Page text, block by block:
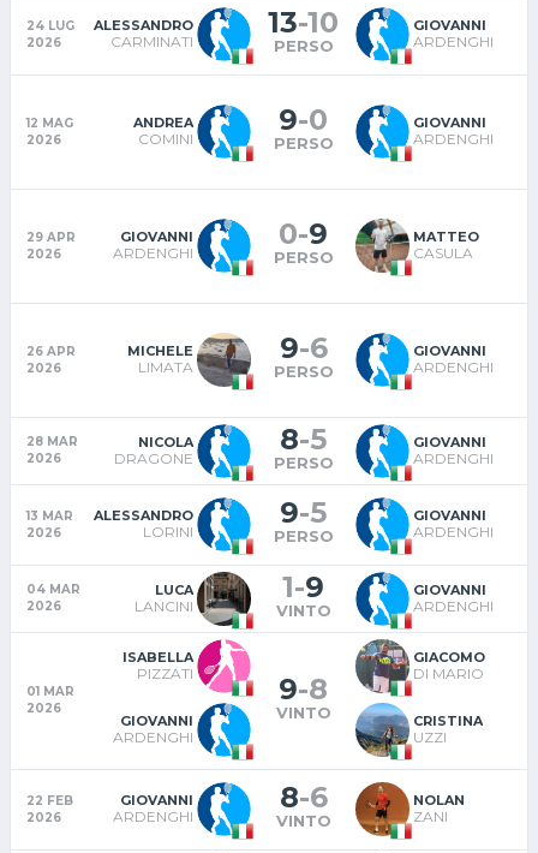
24 LUG
2026
ALESSANDRO
CARMINATI
13-10
PERSO
GIOVANNI
ARDENGHI
12 MAG
2026
ANDREA
COMINI
9-0
PERSO
GIOVANNI
ARDENGHI
29 APR
2026
GIOVANNI
ARDENGHI
0-9
PERSO
MATTEO
CASULA
26 APR
2026
MICHELE
LIMATA
9-6
PERSO
GIOVANNI
ARDENGHI
28 MAR
2026
NICOLA
DRAGONE
8-5
PERSO
GIOVANNI
ARDENGHI
13 MAR
2026
ALESSANDRO
LORINI
9-5
PERSO
GIOVANNI
ARDENGHI
04 MAR
2026
LUCA
LANCINI
1-9
VINTO
GIOVANNI
ARDENGHI
01 MAR
2026
ISABELLA
PIZZATI
GIOVANNI
ARDENGHI
9-8
VINTO
GIACOMO
DI MARIO
CRISTINA
UZZI
22 FEB
2026
GIOVANNI
ARDENGHI
8-6
VINTO
NOLAN
ZANI